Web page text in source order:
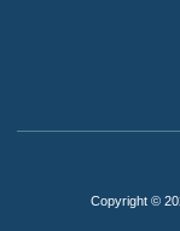
Copyright ©